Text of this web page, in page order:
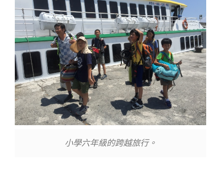
小學六年級的跨越旅行。